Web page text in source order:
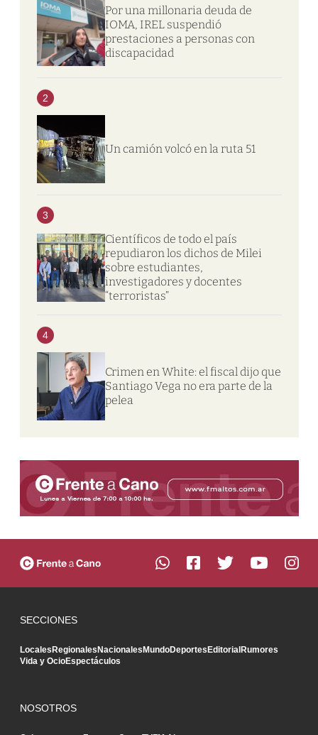
Por una millonaria deuda de
IOMA, IREL suspendió
prestaciones a personas con
discapacidad
2
Un camión volcó en la ruta 51
3
Científicos de todo el país
repudiaron los dichos de Milei
sobre estudiantes,
investigadores y docentes
“terroristas”
4
Crimen en White: el fiscal dijo que
Santiago Vega no era parte de la
pelea
SECCIONES
LocalesRegionalesNacionalesMundoDeportesEditorialRumores
Vida y OcioEspectáculos
NOSOTROS